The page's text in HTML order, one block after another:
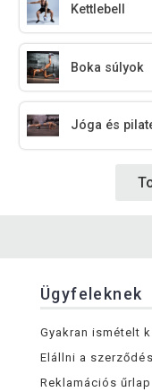
Kettlebell
Boka súlyok
Jóga és
Ügyfeleknek
Gyakran ismételt
Elállni a
Reklamációs űrlap